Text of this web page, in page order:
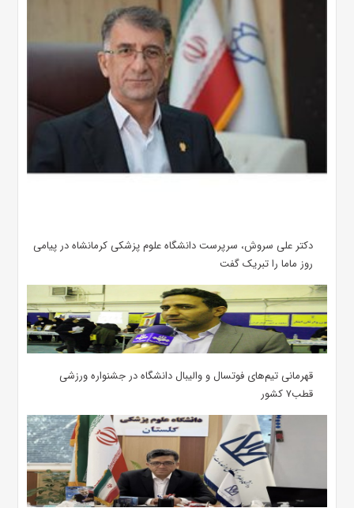
دکتر علی سروش، سرپرست دانشگاه علوم پزشکی کرمانشاه در پیامی
روز ماما را تبریک گفت
قهرمانی تیم‌های فوتسال و والیبال دانشگاه در جشنواره ورزشی
قطب۷ کشور